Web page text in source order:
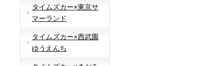
タイムズカー×東京サ
マーランド
タイムズカー×西武園
ゆうえんち